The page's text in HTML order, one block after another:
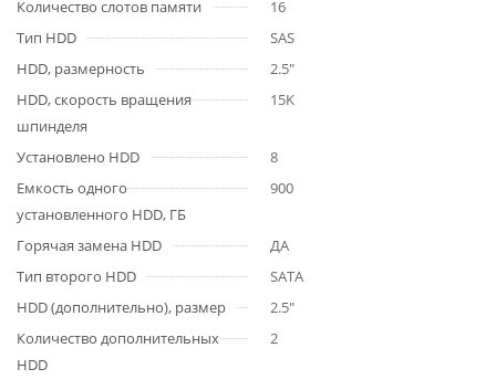
Количество слотов памяти
16
Тип HDD
SAS
HDD, размерность
2.5"
HDD, cкорость вращения
шпинделя
15K
Установлено HDD
8
Емкость одного
установленного HDD, ГБ
900
Горячая замена HDD
ДА
Тип второго HDD
SATA
HDD (дополнительно), размер
2.5"
Количество дополнительных
HDD
2